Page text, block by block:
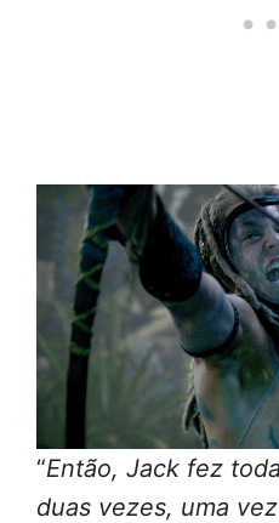
“Então, Jack fez
duas vezes, uma